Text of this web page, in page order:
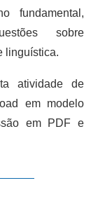
fundamental,
sobre
linguística.
de
em modelo
em PDF e